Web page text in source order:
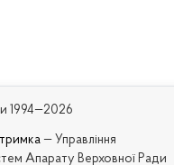
1994—2026
— Управління
Апарату Верховної Ради